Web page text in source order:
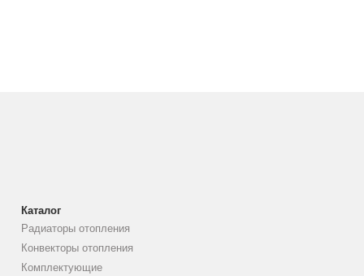
Каталог
Радиаторы отопления
Конвекторы отопления
Комплектующие